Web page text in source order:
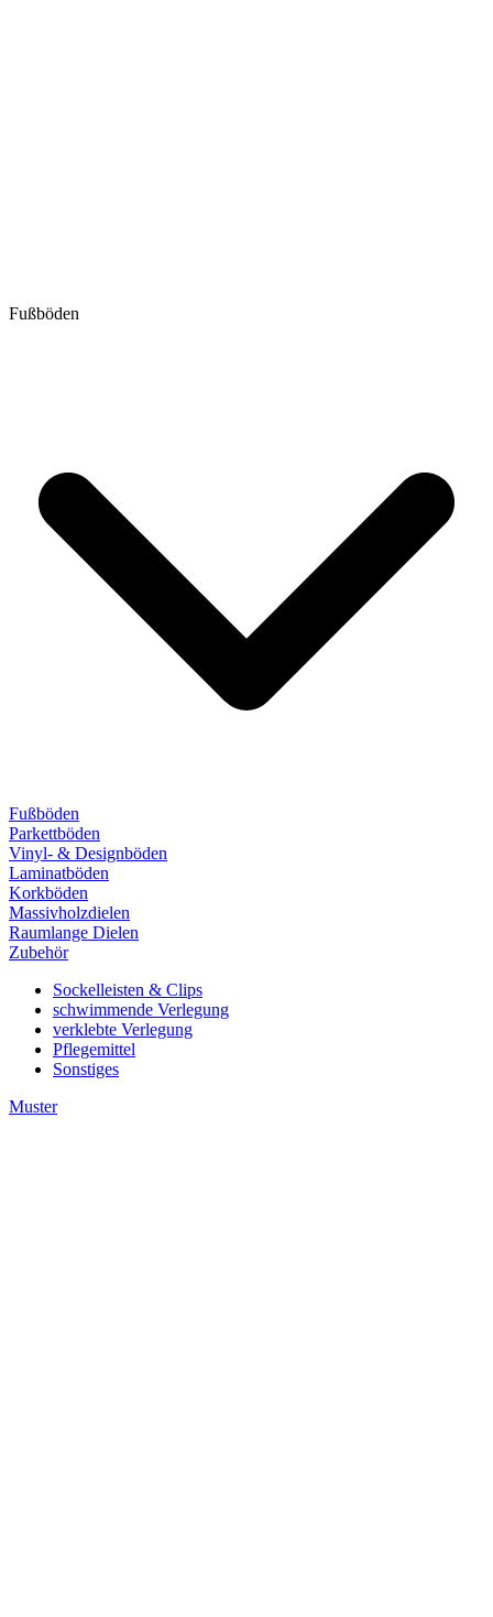
Fußböden
Fußböden
Parkettböden
Vinyl- & Designböden
Laminatböden
Korkböden
Massivholzdielen
Raumlange Dielen
Zubehör
Sockelleisten & Clips
schwimmende Verlegung
verklebte Verlegung
Pflegemittel
Sonstiges
Muster